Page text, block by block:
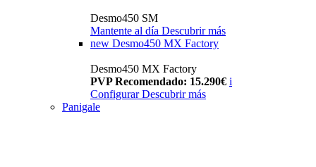
Desmo450 SM
Mantente al día Descubrir más
new Desmo450 MX Factory
Desmo450 MX Factory
PVP Recomendado: 15.290€ i
Configurar Descubrir más
Panigale